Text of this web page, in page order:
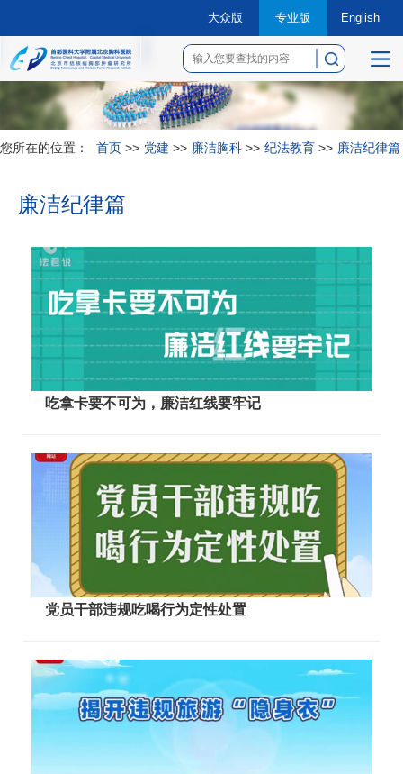
大众版 专业版 English
菜
您所在的位置： 首页 >> 党建 >> 廉洁胸科 >> 纪法教育 >> 廉洁纪律篇
廉洁纪律篇
吃拿卡要不可为，廉洁红线要牢记
党员干部违规吃喝行为定性处置